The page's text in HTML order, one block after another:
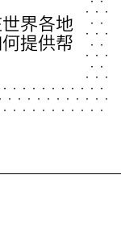
界各地
提供帮